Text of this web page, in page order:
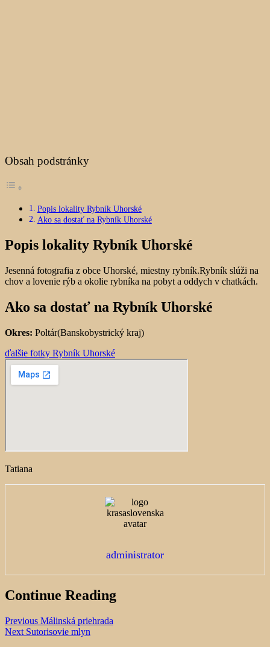
Obsah podstránky
Popis lokality Rybník Uhorské
Ako sa dostať na Rybník Uhorské
Popis lokality Rybník Uhorské
Jesenná fotografia z obce Uhorské, miestny rybník.Rybník slúži na
chov a lovenie rýb a okolie rybníka na pobyt a oddych v chatkách.
Ako sa dostať na Rybník Uhorské
Okres: Poltár(Banskobystrický kraj)
ďalšie fotky Rybník Uhorské
Tatiana
administrator
Continue Reading
Previous Málinská priehrada
Next Sutorisovie mlyn